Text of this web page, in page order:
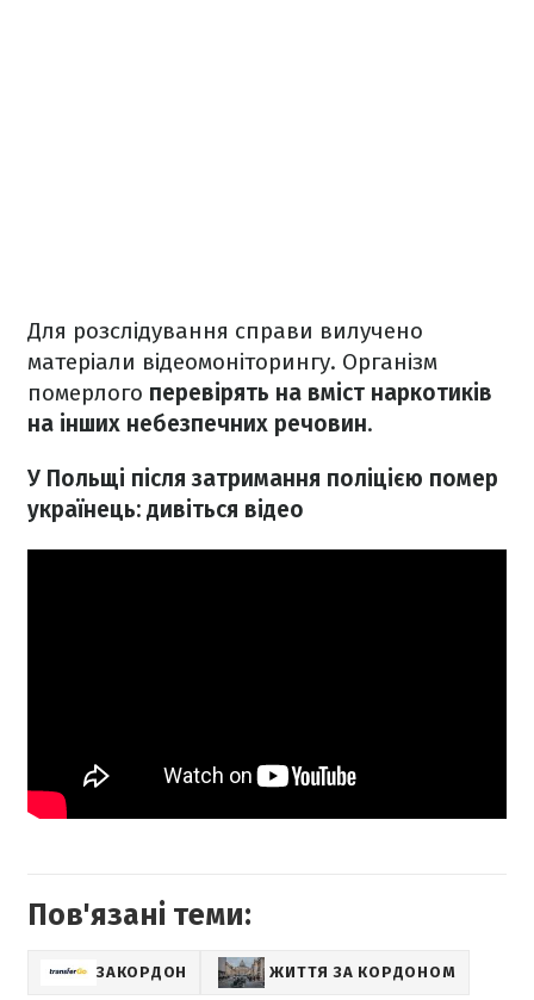
Для розслідування справи вилучено
матеріали відеомоніторингу. Організм
померлого перевірять на вміст наркотиків
на інших небезпечних речовин.
У Польщі після затримання поліцією помер
українець: дивіться відео
Пов'язані теми:
ЗАКОРДОН ЖИТТЯ ЗА КОРДОНОМ